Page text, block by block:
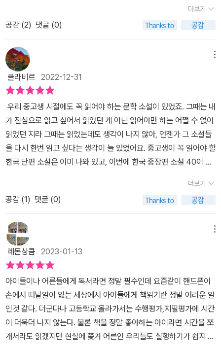
줄거리로 익히는 것보다는 '중략'이 되어 있어도 중요 부분을 줄글로
읽는 것이 더 중요하고 기억도 오래 갈 것이다. 물론 원작 그대로 읽으
함께 읽기엔 역시나 벅찰 수밖에 없다. 기본적 정보와 부분적으로나
마 책을 읽으며 재미도 느끼고 정리할 수 있는 방법으로 국어 공부에
많은 도움을 받을 수 있을 것이다.*이 후기는 출판사로부터 도서를
제공받아 솔직하게 작성하였습니다.#리베르 #한국중장편소설 #중
고생이꼭읽어야하는 #국어교과서수록 #중고생도서
음먹고 시간을 투자해야 읽을 수 있다 보니 학교 다닐 때 읽었던 심훈
의 '상록수', 강석경의 '숲속의 방'과회사 다니면서 읽었던 김훈의 '남
한산성', 가장 최근에 읽은 '이문열 중단편 수상모음집'에 수록된 '우리
들의 일그러진 영웅' 정도만 확실히 완독을 했다고 할 수 있어 이 책을
통해 여러 작품들을 만나볼 기회가 생겨 기대가 되었다.이 책의 구성
은 앞서 본 '단편소설 75'와 크게 다르지는 않았다. 각 작품마다 작가
소개, 작품 길잡이, 인물 관계도, 구성과 줄거리를 먼저 요약해 소개한
후 해당 작품의 중요 부분을 일부 수록한 후 핵심 내용을 만화로 다시
한 번 정리하고 '생각해 볼까요'를 통해 교사와 학생의 작품 관련 문답
을 실은 후 해당 작품과 관련한 중요 키워드에 대한 설명으로 마무리
한다. 사실 '단편소설 75'와 같이 선정된 작품 전부를 다 읽을 수 있을
거라 기대했지만 역시나 중단편은 분량의 문제가 있어 극히 일부분
만 발췌해 소개하는 점이 좀 아쉬웠다. 선정된 작품 중에 박경리의 '토
지'나 조정래의 '태백산맥' 등은 최소 10권 이상의 책들이니 원작을 전
면 최초의 신소설인 이인직의 '혈의 누'를 필두로 최초의 근대장편소
설인 이광수의 '무정'을 거쳐 단편소설에서도 만났던 염상섭, 채만식,
김동인, 이태준 등 친숙한 작가들의 작품들이 대거 등장한다. 좀 낯선
작가로는 이미륵의 '압록강은 흐른다'와 윤흥길의 '장마' 등 3편, 이순
원의 '아들과 함께 걷는길' 등이었고, 동화작가로 유명한 권정생의 '몽
실언니'는 어릴 때 드라마로 봤던 기억을 새록새록 떠올리게 해주었
다. 마지막에 '더 읽어볼 작품'으로 최인훈의 '광장'을 비롯해 김려령의
'완득이'까지6권을 추가로 소개한다. 이 책의 기본 목적이 청소년들에
게 한국 대표 중장편들을 소개하여 각종 시험에대한 대비는 물론 세
더보기
공감 (2) 댓글 (0)
클라비르 2022-12-31
우리 중고생 시절에도 꼭 읽어야 하는 문학 소설이 있었죠. 그때는 내
가 진심으로 읽고 싶어서 읽었던 게 아닌 읽어야만 하는 어쩔 수 없이
읽었던 지라 그때는 읽었는데도 생각이 나지 않아, 언젠가 그 소설들
을 다시 한번 읽고 싶다는 생각이 늘 있었어요. 중고생이 꼭 읽어야 할
한국 단편 소설은 이미 나와 있고, 이번에 한국 중장편 소설 40이 나
희 선생님의 혼불 박완서 선생님의 나목 등 40편의 주옥같은 작품들
이 수록되어 있어요. 각 작품마다 작가에 대해서 자세히 수록되어 있
고, 작품마다 인물 관계도를 컬러풀한 그림으로 자세히 관계 구도를
그려 쉽게 파악할 수 있어요. 또한 구성과 줄거리가 있어 작품의 성격
이 빠르게 파악되고요. 작품을 읽다 보면 주석이 달려 자세한 풀이가
있고 어려운 단어는 바로 옆에 풀이가 되어 있어 바쁜 중고생들에게
도움이 될 것 같아요. 작품이 끝나갈 즈음엔 만화로 읽는 부분이 있어
지루하지 않고 작품 내용에 맞는 그림과 함께 보니 재미있어요. 한 작
품을 읽으면 '생각해 볼까요?'라는 코너가 있어 이 작품의 이해를 완
전하게 이해하고 넘어갈 수 있고요. 마지막으로 관련된 키워드를 소
개하여 논술 수행평가에 대비뿐 아니라 생각의 지평을 넓힐 수 있도
록 해 두었네요. 더 읽어야 할 작품 6편이 더 있어 영화로 제작되었던
더보기
공감 (1) 댓글 (0)
레몬상큼 2023-01-13
아이들이나 어른들에게 독서라면 정말 필수인데 요즘같이 핸드폰이
손에서 떠날일이 없는 세상에서 아이들에게 책읽기란 정말 어려운 일
인것 같다. 더군다나 고등학교 올라가서는 수행평가,지필평가에 시간
이 더욱더 나지 않는다. 물론 책을 정말 좋아하는 아이라면 시간을 쪼
개서라도 읽겠지만 현실에 쫒겨 어른인 우리들도 실행하기가 쉽지 않